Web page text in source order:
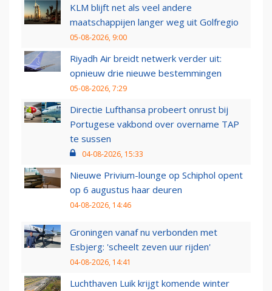
KLM blijft net als veel andere
maatschappijen langer weg uit Golfregio
05-08-2026, 9:00
Riyadh Air breidt netwerk verder uit:
opnieuw drie nieuwe bestemmingen
05-08-2026, 7:29
Directie Lufthansa probeert onrust bij
Portugese vakbond over overname TAP
te sussen
04-08-2026, 15:33
Nieuwe Privium-lounge op Schiphol opent
op 6 augustus haar deuren
04-08-2026, 14:46
Groningen vanaf nu verbonden met
Esbjerg: 'scheelt zeven uur rijden'
04-08-2026, 14:41
Luchthaven Luik krijgt komende winter